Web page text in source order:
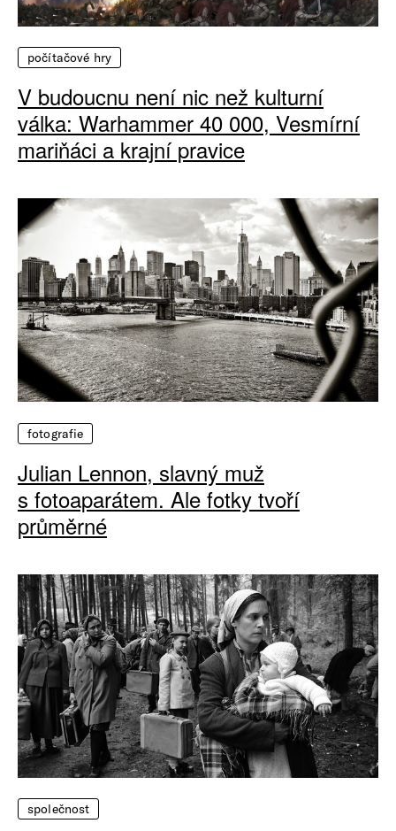
počítačové hry
V budoucnu není nic než kulturní
válka: Warhammer 40 000, Vesmírní
mariňáci a krajní pravice
fotografie
Julian Lennon, slavný muž
s fotoaparátem. Ale fotky tvoří
průměrné
společnost